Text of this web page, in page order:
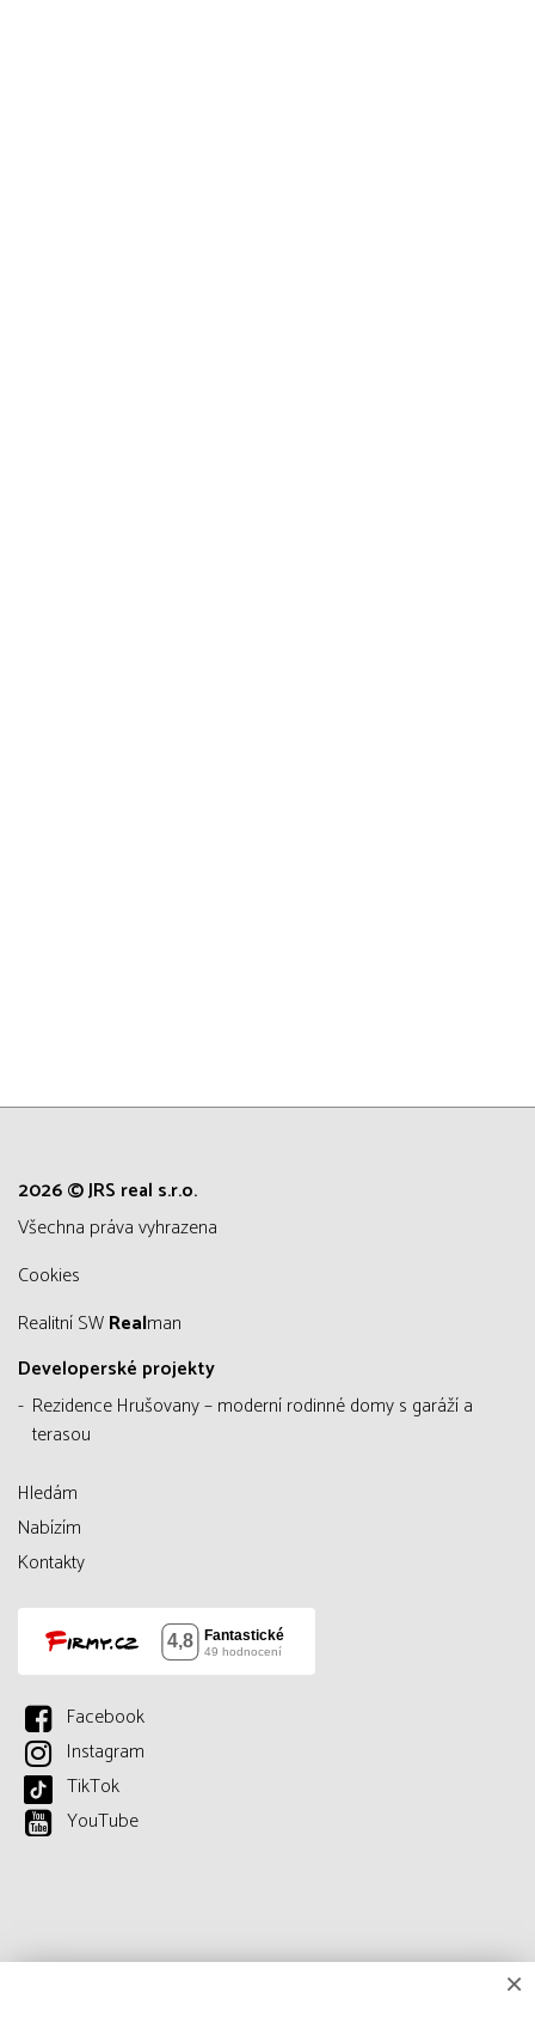
2026 © JRS real s.r.o.
všechna práva vyhrazena
Cookies
Realitní SWRealman
Developerské projekty
Rezidence Hrušovany – moderní rodinné domy s garáží a
terasou
Hledám
Nabízím
Kontakty
Facebook
Instagram
TikTok
YouTube
×